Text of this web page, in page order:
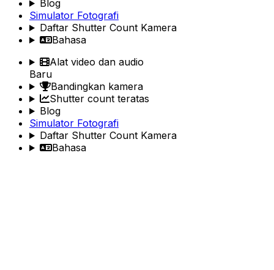
Blog
Simulator Fotografi
Daftar Shutter Count Kamera
Bahasa
Alat video dan audio
Baru
Bandingkan kamera
Shutter count teratas
Blog
Simulator Fotografi
Daftar Shutter Count Kamera
Bahasa